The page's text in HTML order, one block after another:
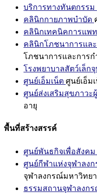
บริการทางทันตกรรม
คลินิกกายภาพบำบัด
คลินิกเทคนิคการแพ
คลินิกโภชนาการแล
โภชนาการและการ
โรงพยาบาลสัตว์เล็ก
ศูนย์เอ็มเน็ต ศูนย์เอ็ม
ศูนย์ส่งเสริมสุขภาวะ
อายุ
พื้นที่สร้างสรรค์
ศูนย์พันธกิจเพื่อสังคม
ศูนย์กีฬาแห่งจุฬาลง
จุฬาลงกรณ์มหาวิทย
ธรรมสถานจุฬาลงก